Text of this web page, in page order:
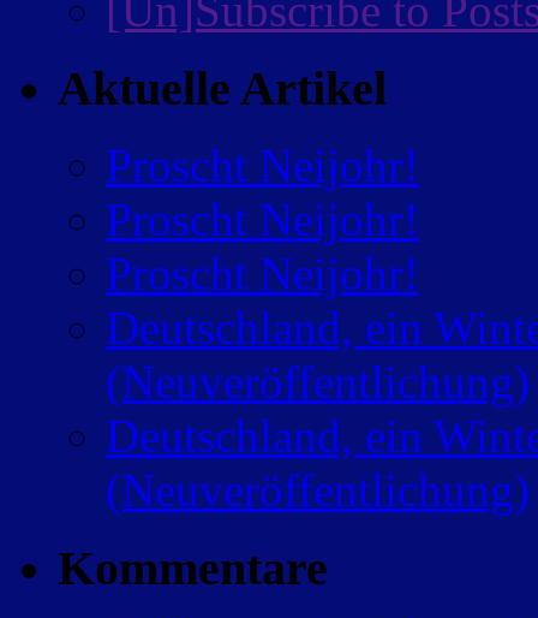
Aktuelle Artikel
Proscht Neijohr!
Proscht Neijohr!
Proscht Neijohr!
Deutschland, ein
(Neuveröffentlichung)
Deutschland, ein
(Neuveröffentlichung)
Kommentare